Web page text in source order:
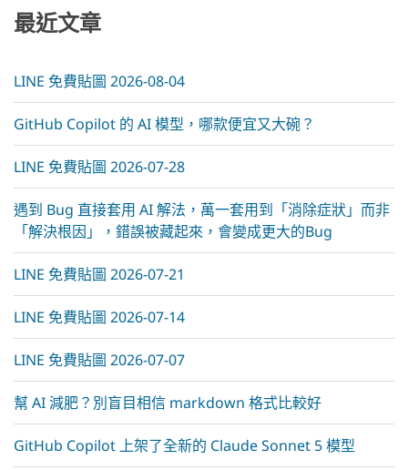
最近文章
LINE 免費貼圖 2026-08-04
GitHub Copilot 的 AI 模型，哪款便宜又大碗？
LINE 免費貼圖 2026-07-28
遇到 Bug 直接套用 AI 解法，萬一套用到「消除症狀」而非
「解決根因」，錯誤被藏起來，會變成更大的Bug
LINE 免費貼圖 2026-07-21
LINE 免費貼圖 2026-07-14
LINE 免費貼圖 2026-07-07
幫 AI 減肥？別盲目相信 markdown 格式比較好
GitHub Copilot 上架了全新的 Claude Sonnet 5 模型